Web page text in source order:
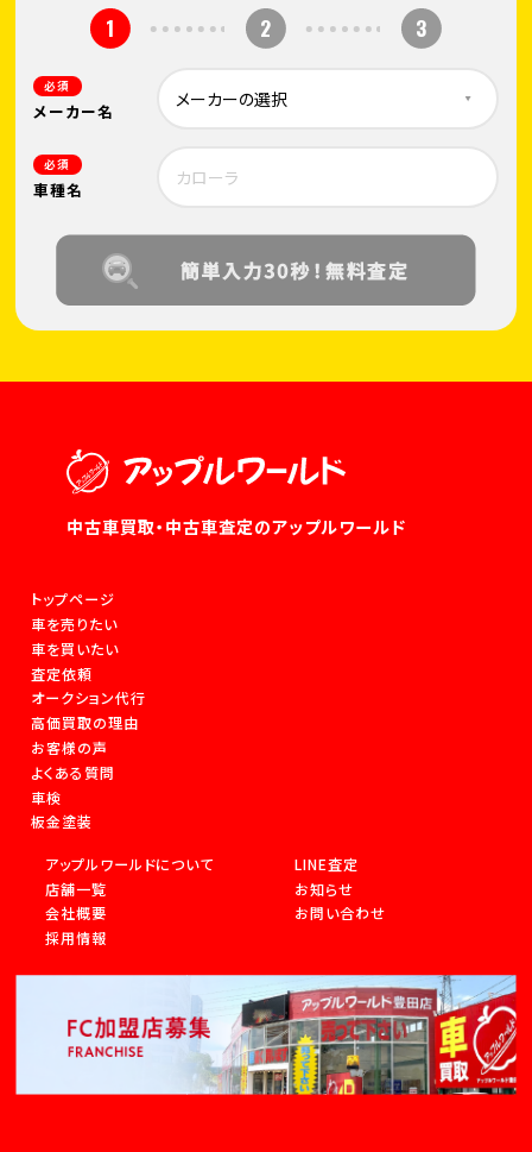
1 2 3
必須
メーカー名
必須
車種名
中古車買取・中古車査定のアップルワールド
トップページ
車を売りたい
車を買いたい
査定依頼
オークション代行
高価買取の理由
お客様の声
よくある質問
車検
板金塗装
アップルワールドについて
店舗一覧
会社概要
採用情報
LINE査定
お知らせ
お問い合わせ